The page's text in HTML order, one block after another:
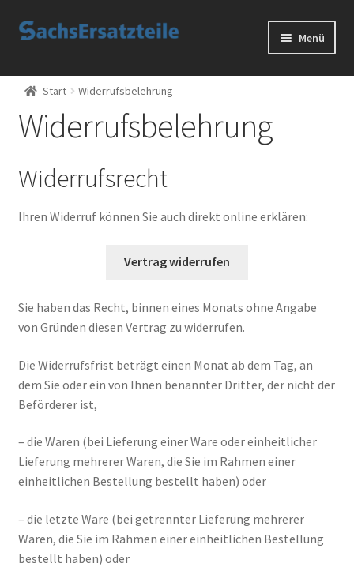
Zur
Zum
Menü
Start
AGB
Sachsteile
Über uns
Vertrag widerrufen
Widerrufsbelehrung
Checkout
Start Widerrufsbelehrung
Widerrufsbelehrung
Widerrufsrecht
Ihren Widerruf können Sie auch direkt online erklären:
Vertrag widerrufen
Sie haben das Recht, binnen eines Monats ohne Angabe
von Gründen diesen Vertrag zu widerrufen.
Die Widerrufsfrist beträgt einen Monat ab dem Tag, an
dem Sie oder ein von Ihnen benannter Dritter, der nicht der
Beförderer ist,
– die Waren (bei Lieferung einer Ware oder einheitlicher
Lieferung mehrerer Waren, die Sie im Rahmen einer
einheitlichen Bestellung bestellt haben) oder
– die letzte Ware (bei getrennter Lieferung mehrerer
Waren, die Sie im Rahmen einer einheitlichen Bestellung
bestellt haben) oder